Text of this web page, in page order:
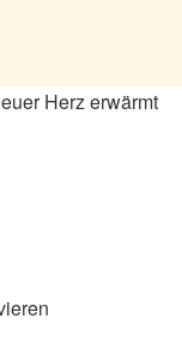
Herz erwärmt